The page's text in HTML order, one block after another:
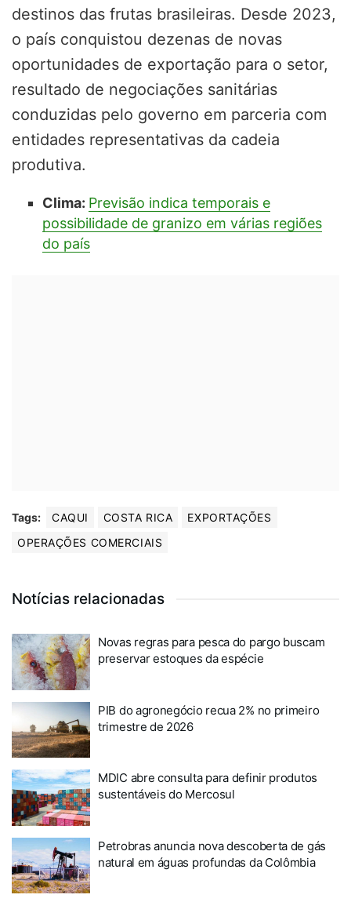
destinos das frutas brasileiras. Desde 2023,
o país conquistou dezenas de novas
oportunidades de exportação para o setor,
resultado de negociações sanitárias
conduzidas pelo governo em parceria com
entidades representativas da cadeia
produtiva.
Clima: Previsão indica temporais e
possibilidade de granizo em várias regiões
do país
Tags: CAQUI COSTA RICA
EXPORTAÇÕES
OPERAÇÕES COMERCIAIS
Notícias relacionadas
Novas regras para pesca do pargo buscam
preservar estoques da espécie
PIB do agronegócio recua 2% no primeiro
trimestre de 2026
MDIC abre consulta para definir produtos
sustentáveis do Mercosul
Petrobras anuncia nova descoberta de gás
natural em águas profundas da Colômbia